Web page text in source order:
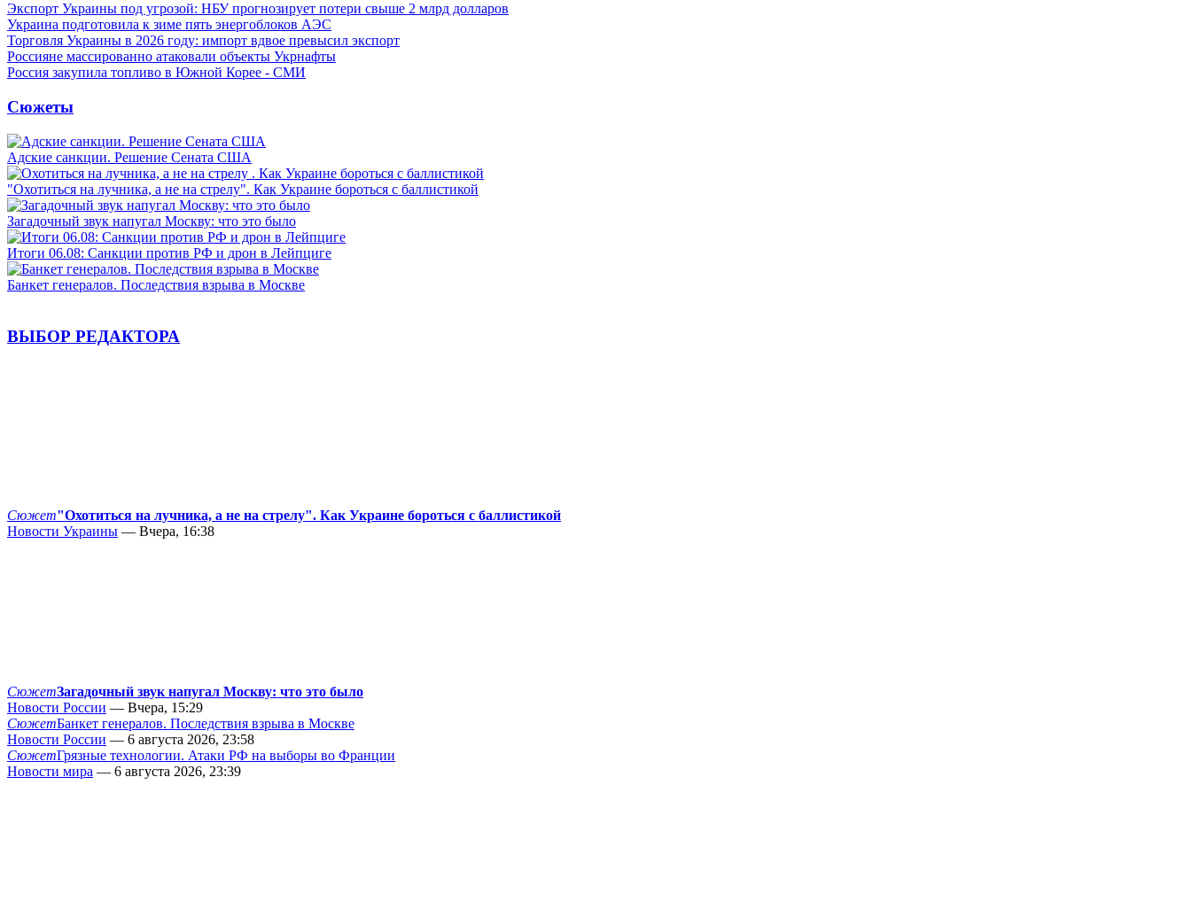
Экспорт Украины под угрозой: НБУ прогнозирует потери свыше 2 млрд долларов
Украина подготовила к зиме пять энергоблоков АЭС
Торговля Украины в 2026 году: импорт вдвое превысил экспорт
Россияне массированно атаковали объекты Укрнафты
Россия закупила топливо в Южной Корее - СМИ
Сюжеты
Адские санкции. Решение Сената США
"Охотиться на лучника, а не на стрелу". Как Украине бороться с баллистикой
Загадочный звук напугал Москву: что это было
Итоги 06.08: Санкции против РФ и дрон в Лейпциге
Банкет генералов. Последствия взрыва в Москве
ВЫБОР РЕДАКТОРА
Сюжет"Охотиться на лучника, а не на стрелу". Как Украине бороться с баллистикой
Новости Украины — Вчера, 16:38
СюжетЗагадочный звук напугал Москву: что это было
Новости России — Вчера, 15:29
СюжетБанкет генералов. Последствия взрыва в Москве
Новости России — 6 августа 2026, 23:58
СюжетГрязные технологии. Атаки РФ на выборы во Франции
Новости мира — 6 августа 2026, 23:39